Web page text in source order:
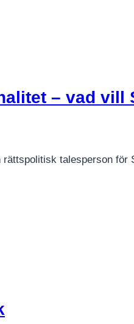
– vad vill
rättspolitisk talesperson för